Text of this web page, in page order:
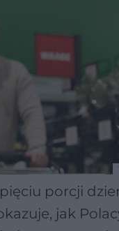
porcji
jak